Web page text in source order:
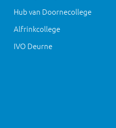
Hub van Doornecollege
Alfrinkcollege
IVO Deurne